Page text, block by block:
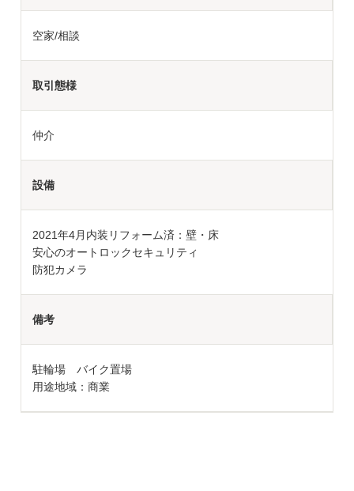
空家/相談
取引態様
仲介
設備
2021年4月内装リフォーム済：壁・床
安心のオートロックセキュリティ
防犯カメラ
備考
駐輪場 バイク置場
用途地域：商業